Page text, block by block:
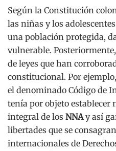
Según la Constitución
las niñas y los adolescentes
una población protegida,
vulnerable.
de leyes que han
constitucional. Por
el denominado Código de
tenía por objeto establecer
integral de los NNAy así
libertades que se
internacionales de